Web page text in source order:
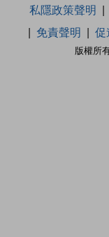
版權所
私隱政策聲明
免責聲明
促